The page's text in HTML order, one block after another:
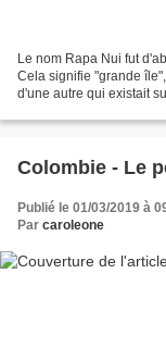
Le nom Rapa Nui fut
Cela signifie "grande
d'une autre qui existait
Colombie - Le
Publié le 01/03/2019 à
Par caroleone